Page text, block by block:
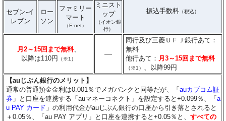
振込手数料（税込）
セブン-イ
レブン
ロー
ソン
ファミリー
マート
（E-net）
ミニスト
ップ
（イオン銀
行）
月2～15回まで無料、
以降は110円 （※1）
―
同行及び三菱ＵＦＪ銀行あて：
無料
他行あて： 月3～15回まで無料
（※1）
、以降99円
【auじぶん銀行のメリット】
通常の普通預金金利は0.001％でメガバンクと同等だが、「auカブコム証
券 」と口座を連携する「auマネーコネクト」を設定すると+0.099％、「a
u PAY カード 」の利用代金がauじぶん銀行の口座から引き落とされると
＋0.05％、「au PAY アプリ」と口座を連携すると+0.05％と、すべての